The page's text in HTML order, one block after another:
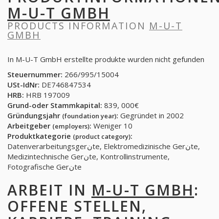
M-U-T GMBH
PRODUCTS INFORMATION M-U-T
GMBH
In M-U-T GmbH erstellte produkte wurden nicht gefunden
Steuernummer: 266/995/15004
USt-IdNr: DE746847534
HRB: HRB 197009
Grund-oder Stammkapital: 839, 000€
Gründungsjahr (foundation year): Gegründet in 2002
Arbeitgeber (employers): Weniger 10
Produktkategorie (product category):
Datenverarbeitungsgerنte, Elektromedizinische Gerنte,
Medizintechnische Gerنte, Kontrollinstrumente,
Fotografische Gerنte
ARBEIT IN M-U-T GMBH:
OFFENE STELLEN,